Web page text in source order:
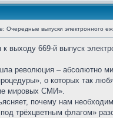
Очередные выпуски электронного
выходу 669-й выпуск
революция – абсолютно
о которых так
мировых СМИ».
почему нам
трёхцветным флагом»